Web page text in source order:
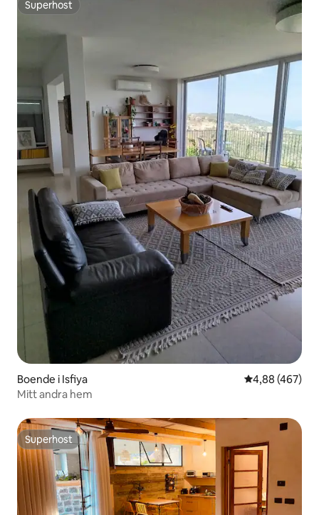
Superhost
Superhost
Boende i Isfiya 4,88 av 5 i
4,88 (467)
Mitt andra hem
Superhost
Superhost